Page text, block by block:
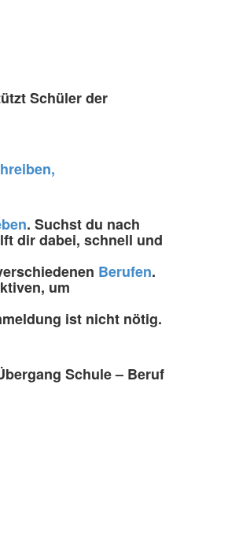
Schüler der
. Suchst du nach
dir dabei, schnell und
Berufen.
um
ist nicht nötig.
Schule – Beruf